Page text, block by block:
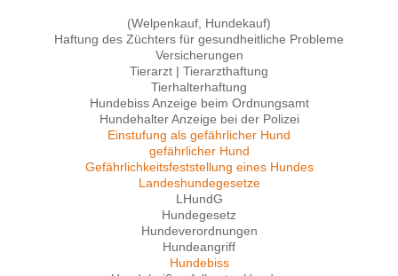
(Welpenkauf, Hundekauf)
Haftung des Züchters für gesundheitliche Probleme
Versicherungen
Tierarzt | Tierarzthaftung
Tierhalterhaftung
Hundebiss Anzeige beim Ordnungsamt
Hundehalter Anzeige bei der Polizei
Einstufung als gefährlicher Hund
gefährlicher Hund
Gefährlichkeitsfeststellung eines Hundes
Landeshundegesetze
LHundG
Hundegesetz
Hundeverordnungen
Hundeangriff
Hundebiss